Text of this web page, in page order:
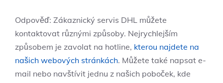
Odpověď: Zákaznický servis DHL můžete
kontaktovat různými způsoby. Nejrychlejším
způsobem je zavolat na hotline, kterou najdete na
našich webových stránkách. Můžete také napsat e-
mail nebo navštívit jednu z našich poboček, kde